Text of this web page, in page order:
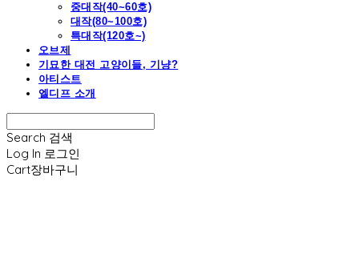
중대작(40~60호)
대작(80~100호)
특대작(120호~)
오브제
기묘한 대전 고양이들, 기냥?
아티스트
엘디프 소개
Search 검색
Log In 로그인
Cart장바구니